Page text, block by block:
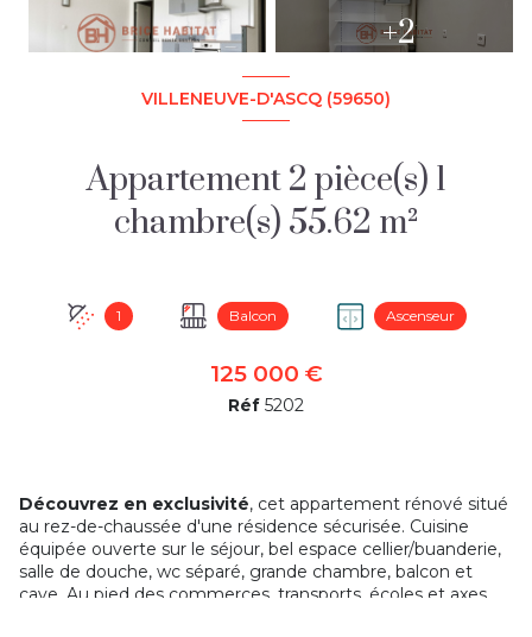
+2
VILLENEUVE-D'ASCQ (59650)
Appartement 2 pièce(s) 1
chambre(s) 55.62 m²
1 Balcon Ascenseur
125 000 €
Réf 5202
Découvrez en exclusivité, cet appartement rénové situé
au rez-de-chaussée d'une résidence sécurisée. Cuisine
équipée ouverte sur le séjour, bel espace cellier/buanderie,
salle de douche, wc séparé, grande chambre, balcon et
cave. Au pied des commerces, transports, écoles et axes